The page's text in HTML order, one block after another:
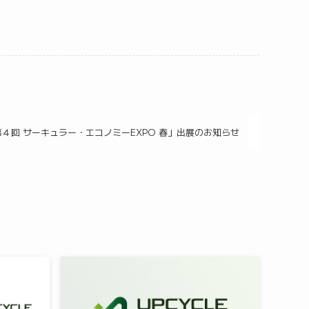
回 サーキュラー・エコノミーEXPO 春」出展のお知らせ